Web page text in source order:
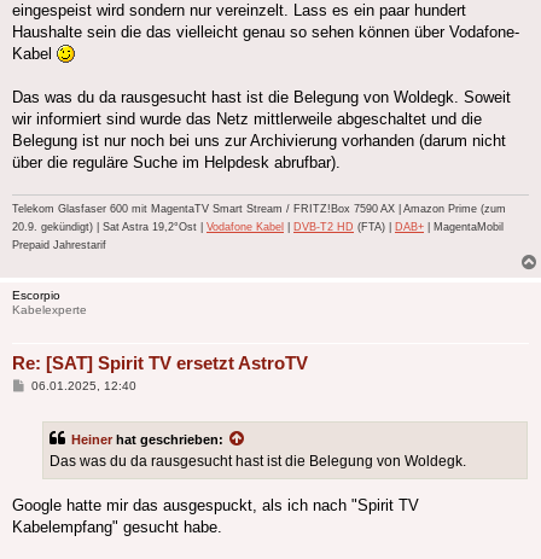
eingespeist wird sondern nur vereinzelt. Lass es ein paar hundert
Haushalte sein die das vielleicht genau so sehen können über Vodafone-
Kabel
Das was du da rausgesucht hast ist die Belegung von Woldegk. Soweit
wir informiert sind wurde das Netz mittlerweile abgeschaltet und die
Belegung ist nur noch bei uns zur Archivierung vorhanden (darum nicht
über die reguläre Suche im Helpdesk abrufbar).
Telekom Glasfaser 600 mit MagentaTV Smart Stream / FRITZ!Box 7590 AX | Amazon Prime (zum
20.9. gekündigt) | Sat Astra 19,2°Ost | Vodafone Kabel DVB-T2 HD (FTA) | DAB+ | MagentaMobil
Prepaid Jahrestarif
Escorpio
Kabelexperte
Re: [SAT] Spirit TV ersetzt AstroTV
Beitrag
06.01.2025, 12:40
Heiner hat geschrieben:
Das was du da rausgesucht hast ist die Belegung von Woldegk.
Google hatte mir das ausgespuckt, als ich nach "Spirit TV
Kabelempfang" gesucht habe.